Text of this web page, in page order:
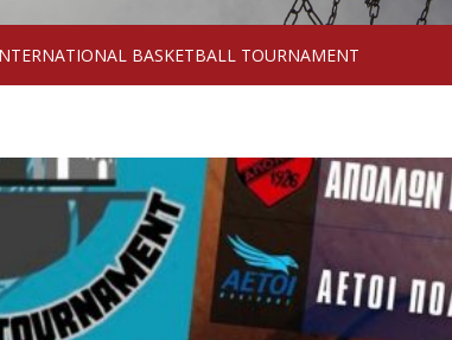
BASKETBALL TOURΝAMENT